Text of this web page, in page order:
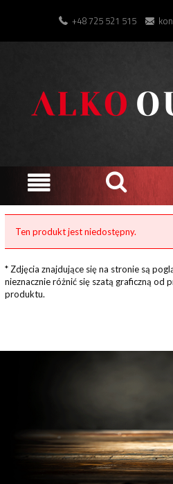
+48 725 521 515
Ten produkt jest niedostępny.
* Zdjęcia znajdujące się na stronie są
nieznacznie różnić się szatą graficzną od
produktu.